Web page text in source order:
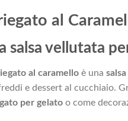
al
salsa vellutata
al caramello è una
e dessert al cucchiaio.
per gelato o come